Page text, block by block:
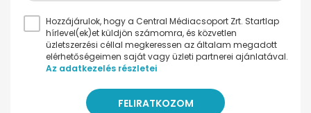
Hozzájárulok, hogy a Central Médiacsoport Zrt. Startlap
hírlevel(ek)et küldjön számomra, és közvetlen
üzletszerzési céllal megkeressen az általam megadott
elérhetőségeimen saját vagy üzleti partnerei ajánlatával.
Az adatkezelés részletei